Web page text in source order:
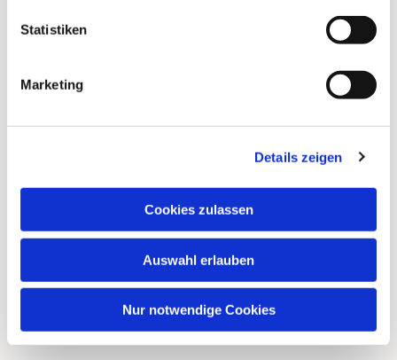
Statistiken
Marketing
Details zeigen
Cookies zulassen
Auswahl erlauben
Nur notwendige Cookies